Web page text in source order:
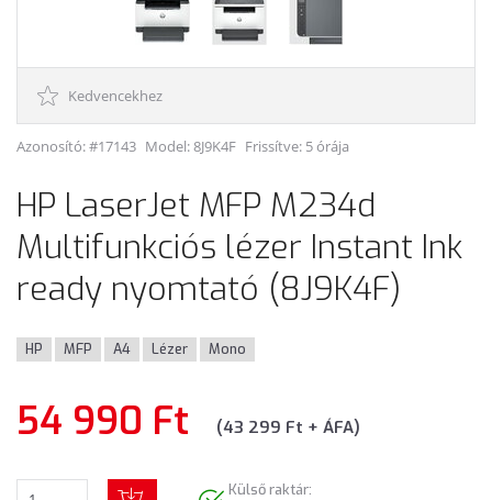
Kedvencekhez
Azonosító: #17143 Model:8J9K4F Frissítve: 5 órája
HP LaserJet MFP M234d
Multifunkciós lézer Instant Ink
ready nyomtató (8J9K4F)
HP MFP A4 Lézer Mono
54 990 Ft (43 299 Ft + ÁFA)
Külső raktár: